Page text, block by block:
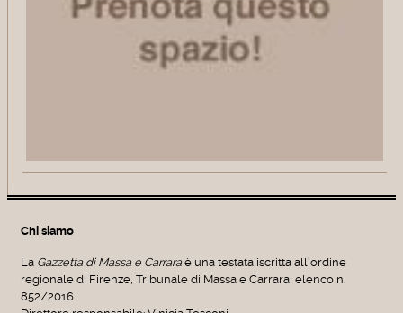
Chi siamo
La Gazzetta di Massa e Carraraè una testata iscritta all'ordine
regionale di Firenze, Tribunale di Massa e Carrara, elenco n.
852/2016